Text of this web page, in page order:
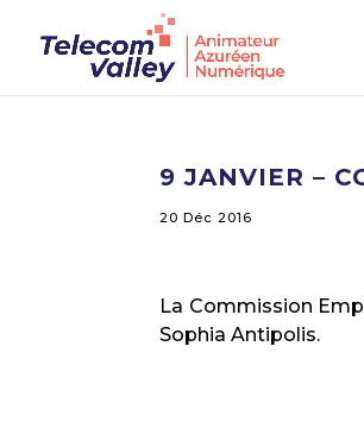
9 JANVIER –
20 Déc 2016
La Commission
Sophia Antipolis.